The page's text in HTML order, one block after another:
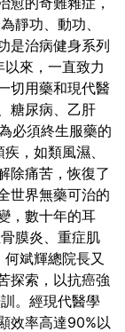
靜功、動功、
是治病健身系列
來，一直致力
切用藥和現代醫
糖尿病、乙肝
必須終生服藥的
，如類風濕、
除痛苦，恢復了
世界無藥可治的
，數十年的耳
膜炎、重症肌
斌輝總院長又
探索，以抗癌強
。經現代醫學
效率高達90%以